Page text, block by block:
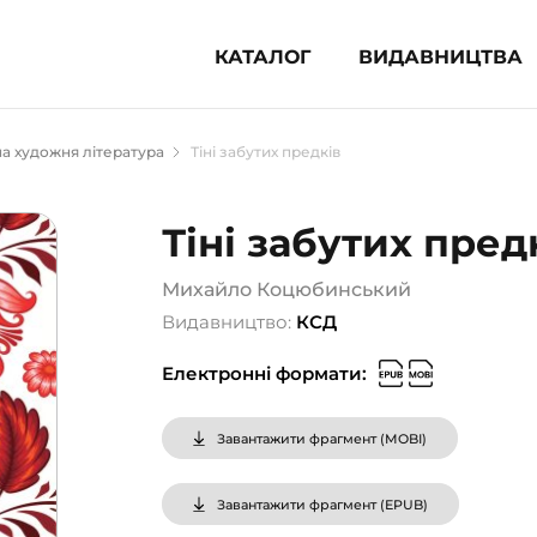
КАТАЛОГ ВИДАВНИЦТВА
література (1854)
для підлітків (240)
популярна література (1015)
література та посібники
довідники, словники
сертифікати (1)
художня література Тіні забутих предків
Тіні забутих
Михайло Коцюбинський
Видавництво: КСД
Електронні формати:
Завантажити фрагмент (MOBI)
Завантажити фрагмент (EPUB)